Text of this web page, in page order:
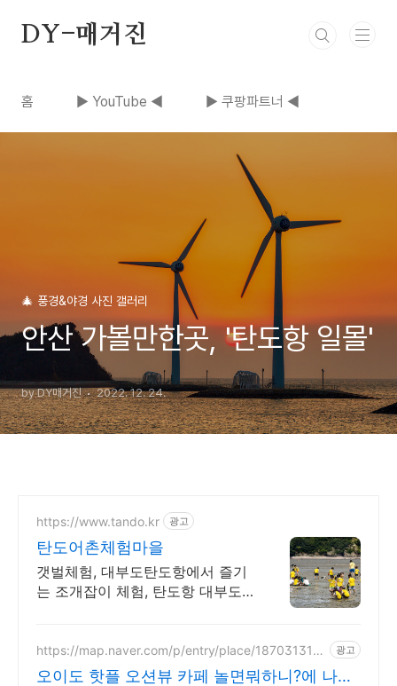
DY-매거진
홈 ▶ YouTube ◀ ▶ 쿠팡파트너 ◀
🎄 풍경&야경 사진 갤러리
안산 가볼만한곳, '탄도항 일몰'
by DY매거진 2022. 12. 24.
https://www.tando.kr 광고
탄도어촌체험마을
갯벌체험, 대부도탄도항에서 즐기
는 조개잡이 체험, 탄도항 대부도
https://map.naver.com/p/entry/place/187031319
광고
오이도 핫플 오션뷰 카페 놀면뭐하니?에 나온